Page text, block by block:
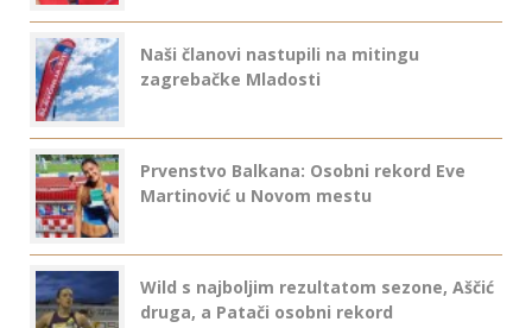
Naši članovi nastupili na mitingu
zagrebačke Mladosti
Prvenstvo Balkana: Osobni rekord Eve
Martinović u Novom mestu
Wild s najboljim rezultatom sezone, Aščić
druga, a Patači osobni rekord